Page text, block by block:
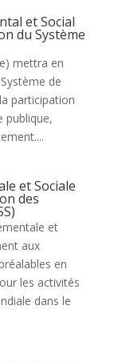
et Social
du Système
mettra en
de
participation
publique,
et Sociale
des
et
aux
en
les activités
dans le